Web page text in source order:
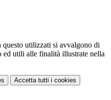
utilizzati si avvalgono di
ed utili alle finalità illustrate nella
Accetta tutti i cookies